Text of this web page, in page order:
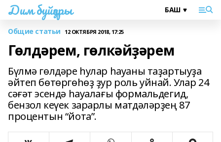
Дим буйҙары
Общие статьи 12 ОКТЯБРЯ 2018, 17:25
Гөлдәрем, гөлкәйҙәрем
Бүлмә гөлдәре һулар һауаны таҙартыуҙа
әйтеп бөтөргөһөҙ ҙур роль уйнай. Улар 24
сәғәт эсендә һауалағы формальдегид,
бензол кеүек зарарлы матдәләрҙең 87
процентын “йота”.